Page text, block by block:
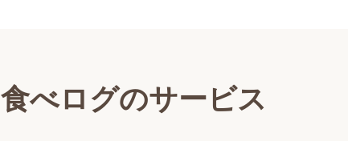
食べログのサービス